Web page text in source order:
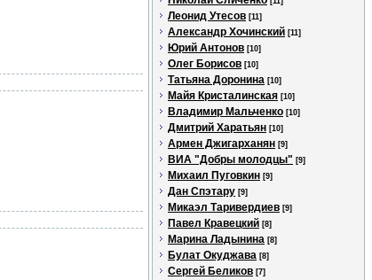
Леонид Утесов [11]
Александр Хочинский [11]
Юрий Антонов [10]
Олег Борисов [10]
Татьяна Доронина [10]
Майя Кристалинская [10]
Владимир Мальченко [10]
Дмитрий Харатьян [10]
Армен Джигарханян [9]
ВИА "Добры молодцы" [9]
Михаил Пуговкин [9]
Дан Спэтару [9]
Микаэл Таривердиев [9]
Павел Кравецкий [8]
Марина Ладынина [8]
Булат Окуджава [8]
Сергей Беликов [7]